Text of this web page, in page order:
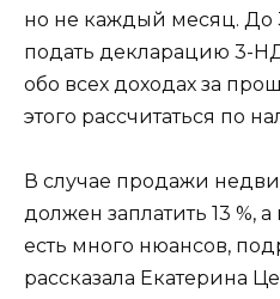
но не каждый месяц. До
подать декларацию 3-
обо всех доходах за
этого рассчитаться по
В случае продажи
должен заплатить 13 %,
есть много нюансов,
рассказала Екатерина